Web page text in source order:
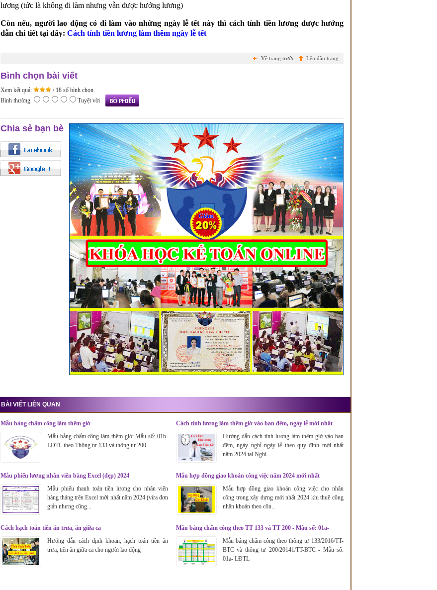
lương (tức là không đi làm nhưng vẫn được hưởng lương)
Còn nếu, người lao động có đi làm vào những ngày lễ tết này thì cách tính tiền lương được hướng
dẫn chi tiết tại đây: Cách tính tiền lương làm thêm ngày lễ tết
Lên đầu trang
Về trang trước
Bình chọn bài viết
Xem kết quả:
/ 18 số bình chọn
Bình thường
Tuyệt vời
Chia sẻ bạn bè
BÀI VIẾT LIÊN QUAN
Mẫu bảng chấm công làm thêm giờ
Mẫu bảng chấm công làm thêm giờ: Mẫu số: 01b-
LĐTL theo Thông tư 133 và thông tư 200
Cách tính lương làm thêm giờ vào ban đêm, ngày lễ mới nhất
Hướng dẫn cách tính lương làm thêm giờ vào ban
đêm, ngày nghỉ ngày lễ theo quy định mới nhất
năm 2024 tại Nghị...
Mẫu phiếu lương nhân viên bằng Excel (đẹp) 2024
Mẫu phiếu thanh toán tiền lương cho nhân viên
hàng tháng trên Excel mới nhất năm 2024 (vừa đơn
giản nhưng cũng...
Mẫu hợp đồng giao khoán công việc năm 2024 mới nhất
Mẫu hợp đồng giao khoán công việc cho nhân
công trong xây dựng mới nhất 2024 khi thuê công
nhân khoán theo côn...
Cách hạch toán tiền ăn trưa, ăn giữa ca
Hướng dẫn cách định khoản, hạch toán tiền ăn
trưa, tiền ăn giữa ca cho người lao động
Mẫu bảng chấm công theo TT 133 và TT 200 - Mẫu số: 01a-
Mẫu bảng chấm công theo thông tư 133/2016/TT-
BTC và thông tư 200/20141/TT-BTC - Mẫu số:
01a- LĐTL